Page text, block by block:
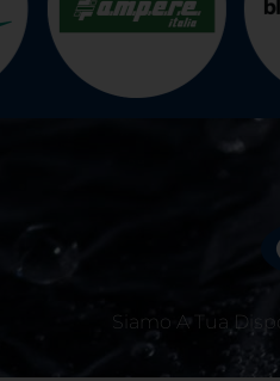
Siamo A Tua